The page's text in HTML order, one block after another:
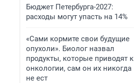
Бюджет Петербурга-2027:
расходы могут упасть на 14%
«Сами кормите свои будущие
опухоли». Биолог назвал
продукты, которые приводят к
онкологии, сам он их никогда
не ест